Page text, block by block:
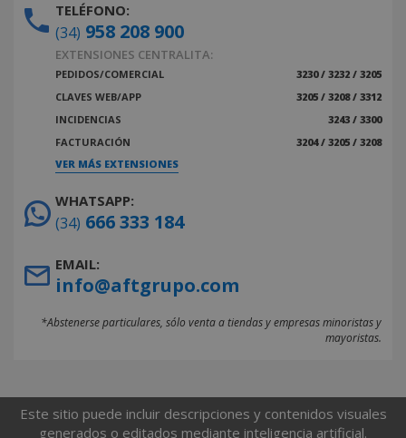
TELÉFONO:
(34) 958 208 900
EXTENSIONES CENTRALITA:
PEDIDOS/COMERCIAL
3230 / 3232 / 3205
CLAVES WEB/APP
3205 / 3208 / 3312
INCIDENCIAS
3243 / 3300
FACTURACIÓN
3204 / 3205 / 3208
VER MÁS EXTENSIONES
WHATSAPP:
(34) 666 333 184
EMAIL:
info@aftgrupo.com
*Abstenerse particulares, sólo venta a tiendas y empresas minoristas y
mayoristas.
Este sitio puede incluir descripciones y contenidos visuales
generados o editados mediante inteligencia artificial.